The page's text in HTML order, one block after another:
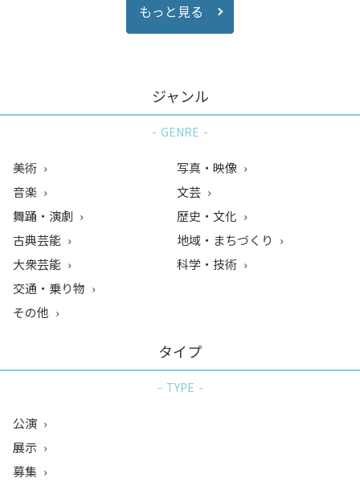
もっと見る
ジャンル
GENRE
美術
音楽
舞踊・演劇
古典芸能
大衆芸能
写真・映像
文芸
歴史・文化
地域・まちづくり
科学・技術
交通・乗り物
その他
タイプ
TYPE
公演
展示
募集